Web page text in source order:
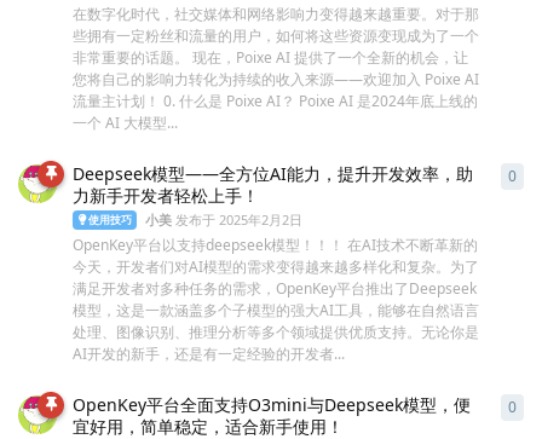
在数字化时代，社交媒体和网络影响力变得越来越重要。对于那
些拥有一定粉丝和流量的用户，如何将这些资源变现成为了一个
非常重要的话题。 现在，Poixe AI 提供了一个全新的机会，让
您将自己的影响力转化为持续的收入来源——欢迎加入 Poixe AI
流量主计划！ 0. 什么是 Poixe AI？ Poixe AI 是2024年底上线的
一个 AI 大模型...
Deepseek模型——全方位AI能力，提升开发效率，助
力新手开发者轻松上手！
使用技巧 小美 发布于2025年2月2日
OpenKey平台以支持deepseek模型！！！ 在AI技术不断革新的
今天，开发者们对AI模型的需求变得越来越多样化和复杂。为了
满足开发者对多种任务的需求，OpenKey平台推出了Deepseek
模型，这是一款涵盖多个子模型的强大AI工具，能够在自然语言
处理、图像识别、推理分析等多个领域提供优质支持。无论你是
AI开发的新手，还是有一定经验的开发者...
0
OpenKey平台全面支持O3mini与Deepseek模型，便
宜好用，简单稳定，适合新手使用！
0